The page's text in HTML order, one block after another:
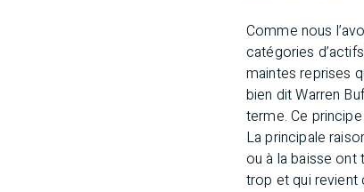
Comme nous
catégories
maintes reprises
bien dit Warren
terme. Ce
La principale
ou à la baisse ont
trop et qui revient